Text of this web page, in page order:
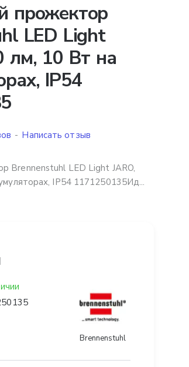
прожектор
LED Light
лм, 10 Вт на
IP54
Brennenstuhl LED Light JARO,
IP54 1171250135Ид...
- Написать отзыв
Brennenstuhl